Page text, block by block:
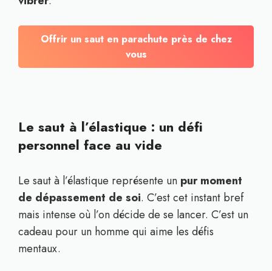
Offrir un saut en parachute près de chez
vous
Le saut à l’élastique : un défi
personnel face au vide
Le saut à l’élastique représente un pur moment
de dépassement de soi. C’est cet instant bref
mais intense où l’on décide de se lancer. C’est un
cadeau pour un homme qui aime les défis
mentaux.